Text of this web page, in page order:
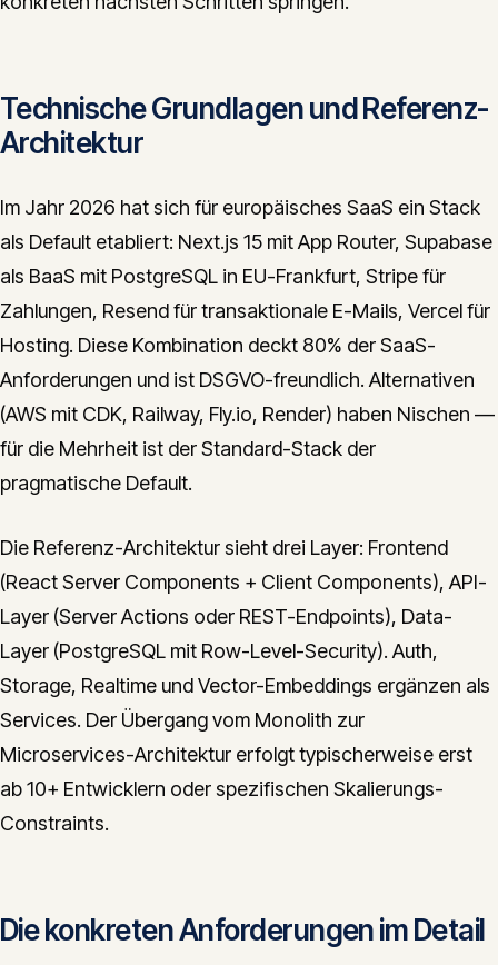
Technische Grundlagen und Referenz-
Architektur
Im Jahr 2026 hat sich für europäisches SaaS ein Stack
als Default etabliert: Next.js 15 mit App Router, Supabase
als BaaS mit PostgreSQL in EU-Frankfurt, Stripe für
Zahlungen, Resend für transaktionale E-Mails, Vercel für
Hosting. Diese Kombination deckt 80% der SaaS-
Anforderungen und ist DSGVO-freundlich. Alternativen
(AWS mit CDK, Railway, Fly.io, Render) haben Nischen —
für die Mehrheit ist der Standard-Stack der
pragmatische Default.
Die Referenz-Architektur sieht drei Layer: Frontend
(React Server Components + Client Components), API-
Layer (Server Actions oder REST-Endpoints), Data-
Layer (PostgreSQL mit Row-Level-Security). Auth,
Storage, Realtime und Vector-Embeddings ergänzen als
Services. Der Übergang vom Monolith zur
Microservices-Architektur erfolgt typischerweise erst
ab 10+ Entwicklern oder spezifischen Skalierungs-
Constraints.
Die konkreten Anforderungen im Detail